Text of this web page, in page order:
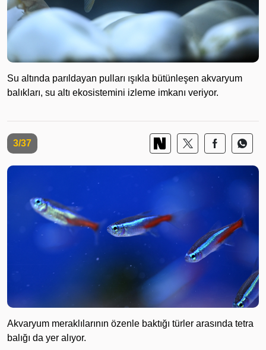
Su altında parıldayan pulları ışıkla bütünleşen akvaryum
balıkları, su altı ekosistemini izleme imkanı veriyor.
3/37
Akvaryum meraklılarının özenle baktığı türler arasında tetra
balığı da yer alıyor.